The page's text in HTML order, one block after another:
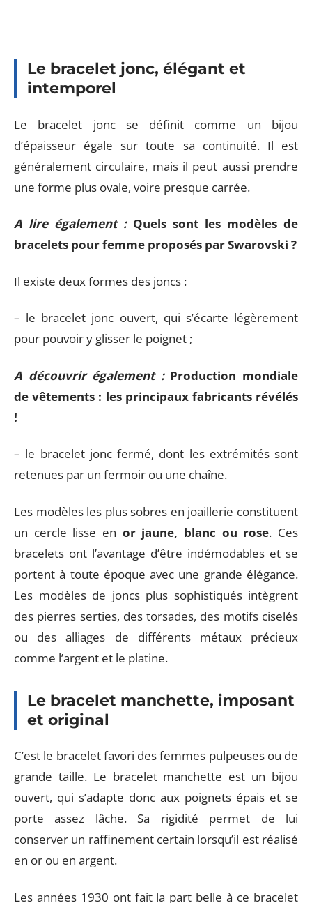
Le bracelet jonc, élégant et
intemporel
Le bracelet jonc se définit comme un bijou
d’épaisseur égale sur toute sa continuité. Il est
généralement circulaire, mais il peut aussi prendre
une forme plus ovale, voire presque carrée.
A lire également : Quels sont les modèles de
bracelets pour femme proposés par Swarovski ?
Il existe deux formes des joncs :
– le bracelet jonc ouvert, qui s’écarte légèrement
pour pouvoir y glisser le poignet ;
A découvrir également : Production mondiale
de vêtements : les principaux fabricants révélés
!
– le bracelet jonc fermé, dont les extrémités sont
retenues par un fermoir ou une chaîne.
Les modèles les plus sobres en joaillerie constituent
un cercle lisse en or jaune, blanc ou rose. Ces
bracelets ont l’avantage d’être indémodables et se
portent à toute époque avec une grande élégance.
Les modèles de joncs plus sophistiqués intègrent
des pierres serties, des torsades, des motifs ciselés
ou des alliages de différents métaux précieux
comme l’argent et le platine.
Le bracelet manchette, imposant
et original
C’est le bracelet favori des femmes pulpeuses ou de
grande taille. Le bracelet manchette est un bijou
ouvert, qui s’adapte donc aux poignets épais et se
porte assez lâche. Sa rigidité permet de lui
conserver un raffinement certain lorsqu’il est réalisé
en or ou en argent.
Les années 1930 ont fait la part belle à ce bracelet